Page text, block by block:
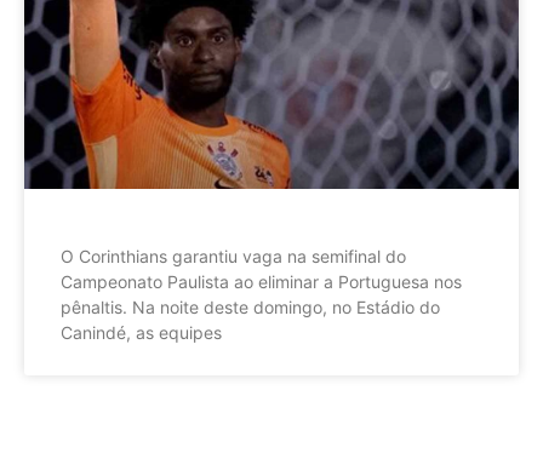
O Corinthians garantiu vaga na semifinal do
Campeonato Paulista ao eliminar a Portuguesa nos
pênaltis. Na noite deste domingo, no Estádio do
Canindé, as equipes